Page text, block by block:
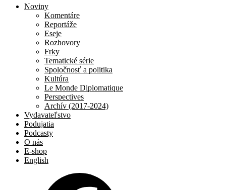
Noviny
Komentáre
Reportáže
Eseje
Rozhovory
Frky
Tematické série
Spoločnosť a politika
Kultúra
Le Monde Diplomatique
Perspectives
Archív (2017-2024)
Vydavateľstvo
Podujatia
Podcasty
O nás
E-shop
English